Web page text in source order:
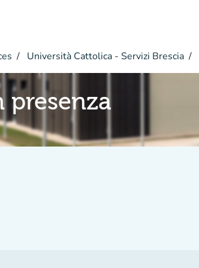
Università Cattolica - Servizi Brescia